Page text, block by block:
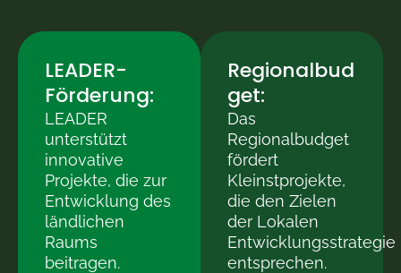
LEADER-
Förderung:
LEADER
unterstützt
innovative
Projekte, die zur
Entwicklung des
ländlichen
Raums
beitragen.
Regionalbud
get:
Das
Regionalbudget
fördert
Kleinstprojekte,
die den Zielen
der Lokalen
Entwicklungsstrategie
entsprechen.